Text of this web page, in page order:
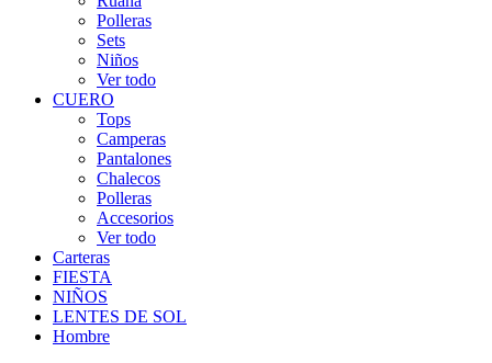
Polleras
Sets
Niños
Ver todo
CUERO
Tops
Camperas
Pantalones
Chalecos
Polleras
Accesorios
Ver todo
Carteras
FIESTA
NIÑOS
LENTES DE SOL
Hombre